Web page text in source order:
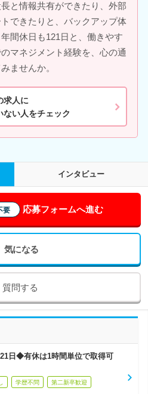
と情報共有ができたり、外部
できたりと、バックアップ体
間休日も121日と、働きやす
マネジメント経験を、心の通
ませんか。
求人に
ない人をチェック
インタビュー
要 応募フォームへ進む
気になる
質問する
日◆有休は1時間単位で取得可
学歴不問 第二新卒歓迎